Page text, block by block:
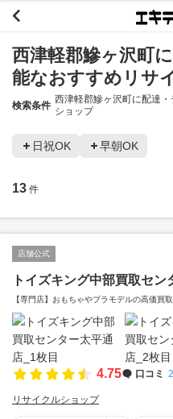
西津軽郡鰺ヶ沢町
能なおすすめリサ
検索条件
西津軽郡鰺ヶ沢町に配達
ショップ
日祝OK 早朝OK
13 件
店舗公式
トイズキング中部買取セン
【専門店】おもちゃやプラモデルの高価買
4.75 口コミ
リサイクルショップ